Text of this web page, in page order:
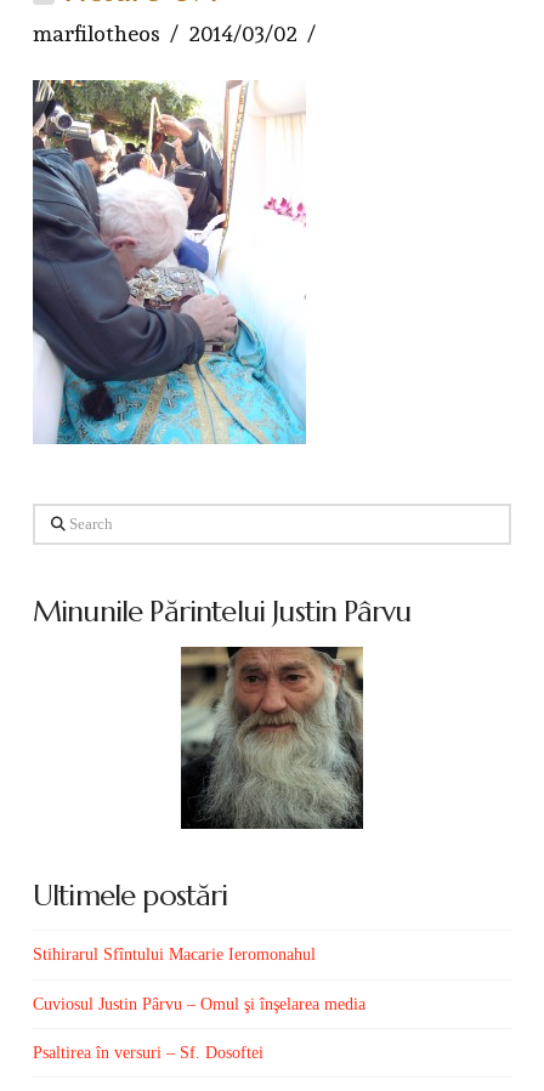
marfilotheos 2014/03/02
Search
Minunile Părintelui Justin Pârvu
Ultimele postări
Stihirarul Sfîntului Macarie Ieromonahul
Cuviosul Justin Pârvu – Omul şi înşelarea media
Psaltirea în versuri – Sf. Dosoftei